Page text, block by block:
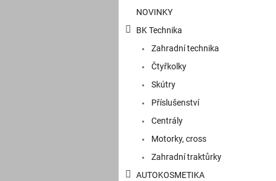
NOVINKY
BK Technika
Zahradní technika
Čtyřkolky
Skútry
Příslušenství
Centrály
Motorky, cross
Zahradní traktůrky
AUTOKOSMETIKA